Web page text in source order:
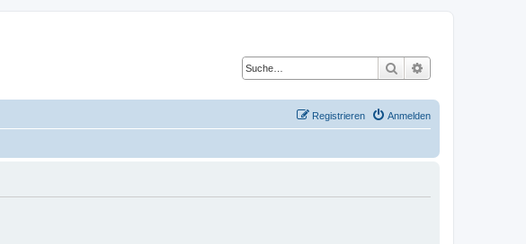
Suche
Anmelden
Registrieren